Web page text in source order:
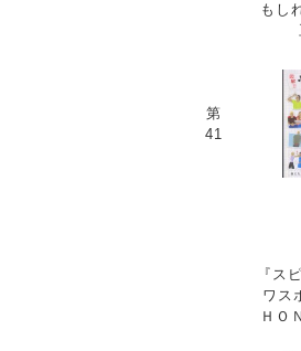
もし
第
41
『ス
ワス
ＨＯ